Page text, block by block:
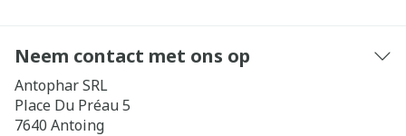
Neem contact met ons op
Antophar SRL
Place Du Préau 5
7640 Antoing